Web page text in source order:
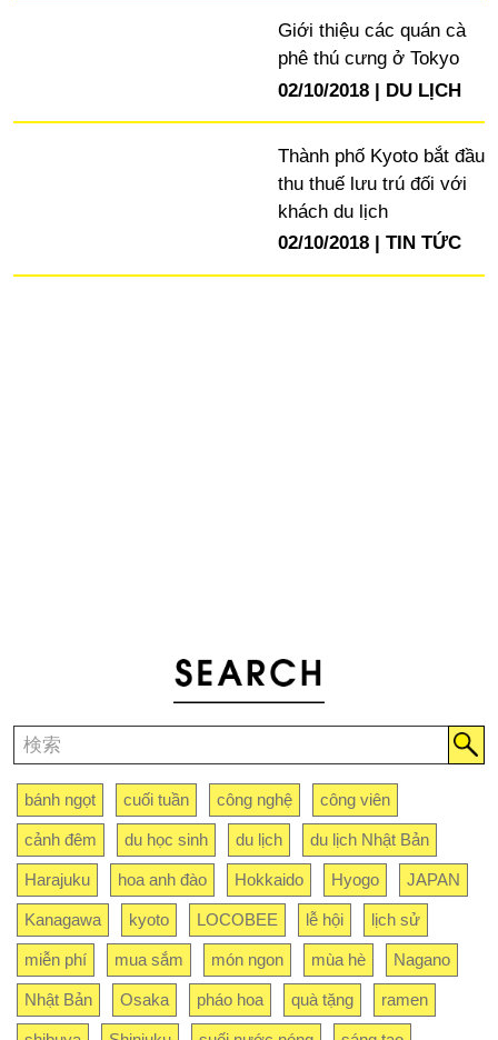
Giới thiệu các quán cà
phê thú cưng ở Tokyo
02/10/2018
DU LỊCH
Thành phố Kyoto bắt đầu
thu thuế lưu trú đối với
khách du lịch
02/10/2018
TIN TỨC
bánh ngọt cuối tuần công nghệ công viên
cảnh đêm du học sinh du lịch du lịch Nhật Bản
Harajuku hoa anh đào Hokkaido Hyogo JAPAN
Kanagawa kyoto LOCOBEE lễ hội lịch sử
miễn phí mua sắm món ngon mùa hè Nagano
Nhật Bản Osaka pháo hoa quà tặng ramen